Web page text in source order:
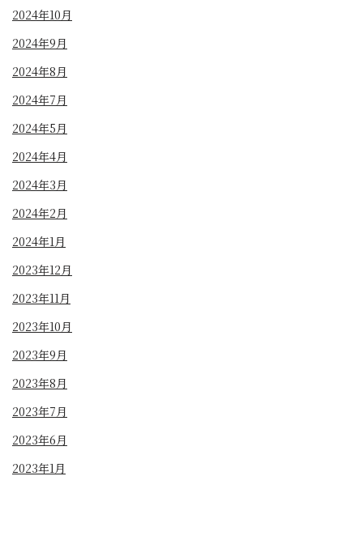
2024年10月
2024年9月
2024年8月
2024年7月
2024年5月
2024年4月
2024年3月
2024年2月
2024年1月
2023年12月
2023年11月
2023年10月
2023年9月
2023年8月
2023年7月
2023年6月
2023年1月